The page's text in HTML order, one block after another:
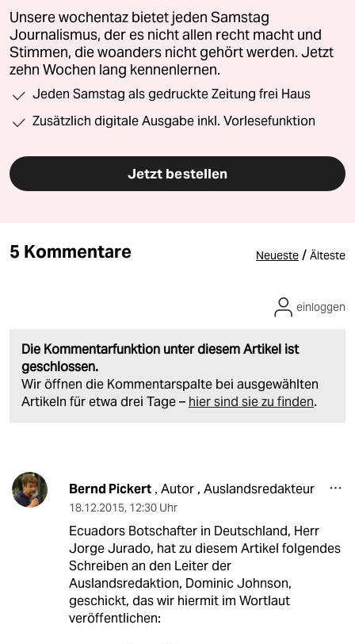
Unsere wochentaz bietet jeden Samstag
Journalismus, der es nicht allen recht macht und
Stimmen, die woanders nicht gehört werden. Jetzt
zehn Wochen lang kennenlernen.
Jeden Samstag als gedruckte Zeitung frei Haus
Zusätzlich digitale Ausgabe inkl. Vorlesefunktion
Jetzt bestellen
5 Kommentare Neueste / Älteste
Die Kommentarfunktion unter diesem Artikel ist
geschlossen.
Wir öffnen die Kommentarspalte bei ausgewählten
Artikeln für etwa drei Tage – hier sind sie zu finden.
einloggen
Bernd Pickert , Autor , Auslandsredakteur
18.12.2015, 12:30 Uhr
Ecuadors Botschafter in Deutschland, Herr
Jorge Jurado, hat zu diesem Artikel folgendes
Schreiben an den Leiter der
Auslandsredaktion, Dominic Johnson,
geschickt, das wir hiermit im Wortlaut
veröffentlichen: